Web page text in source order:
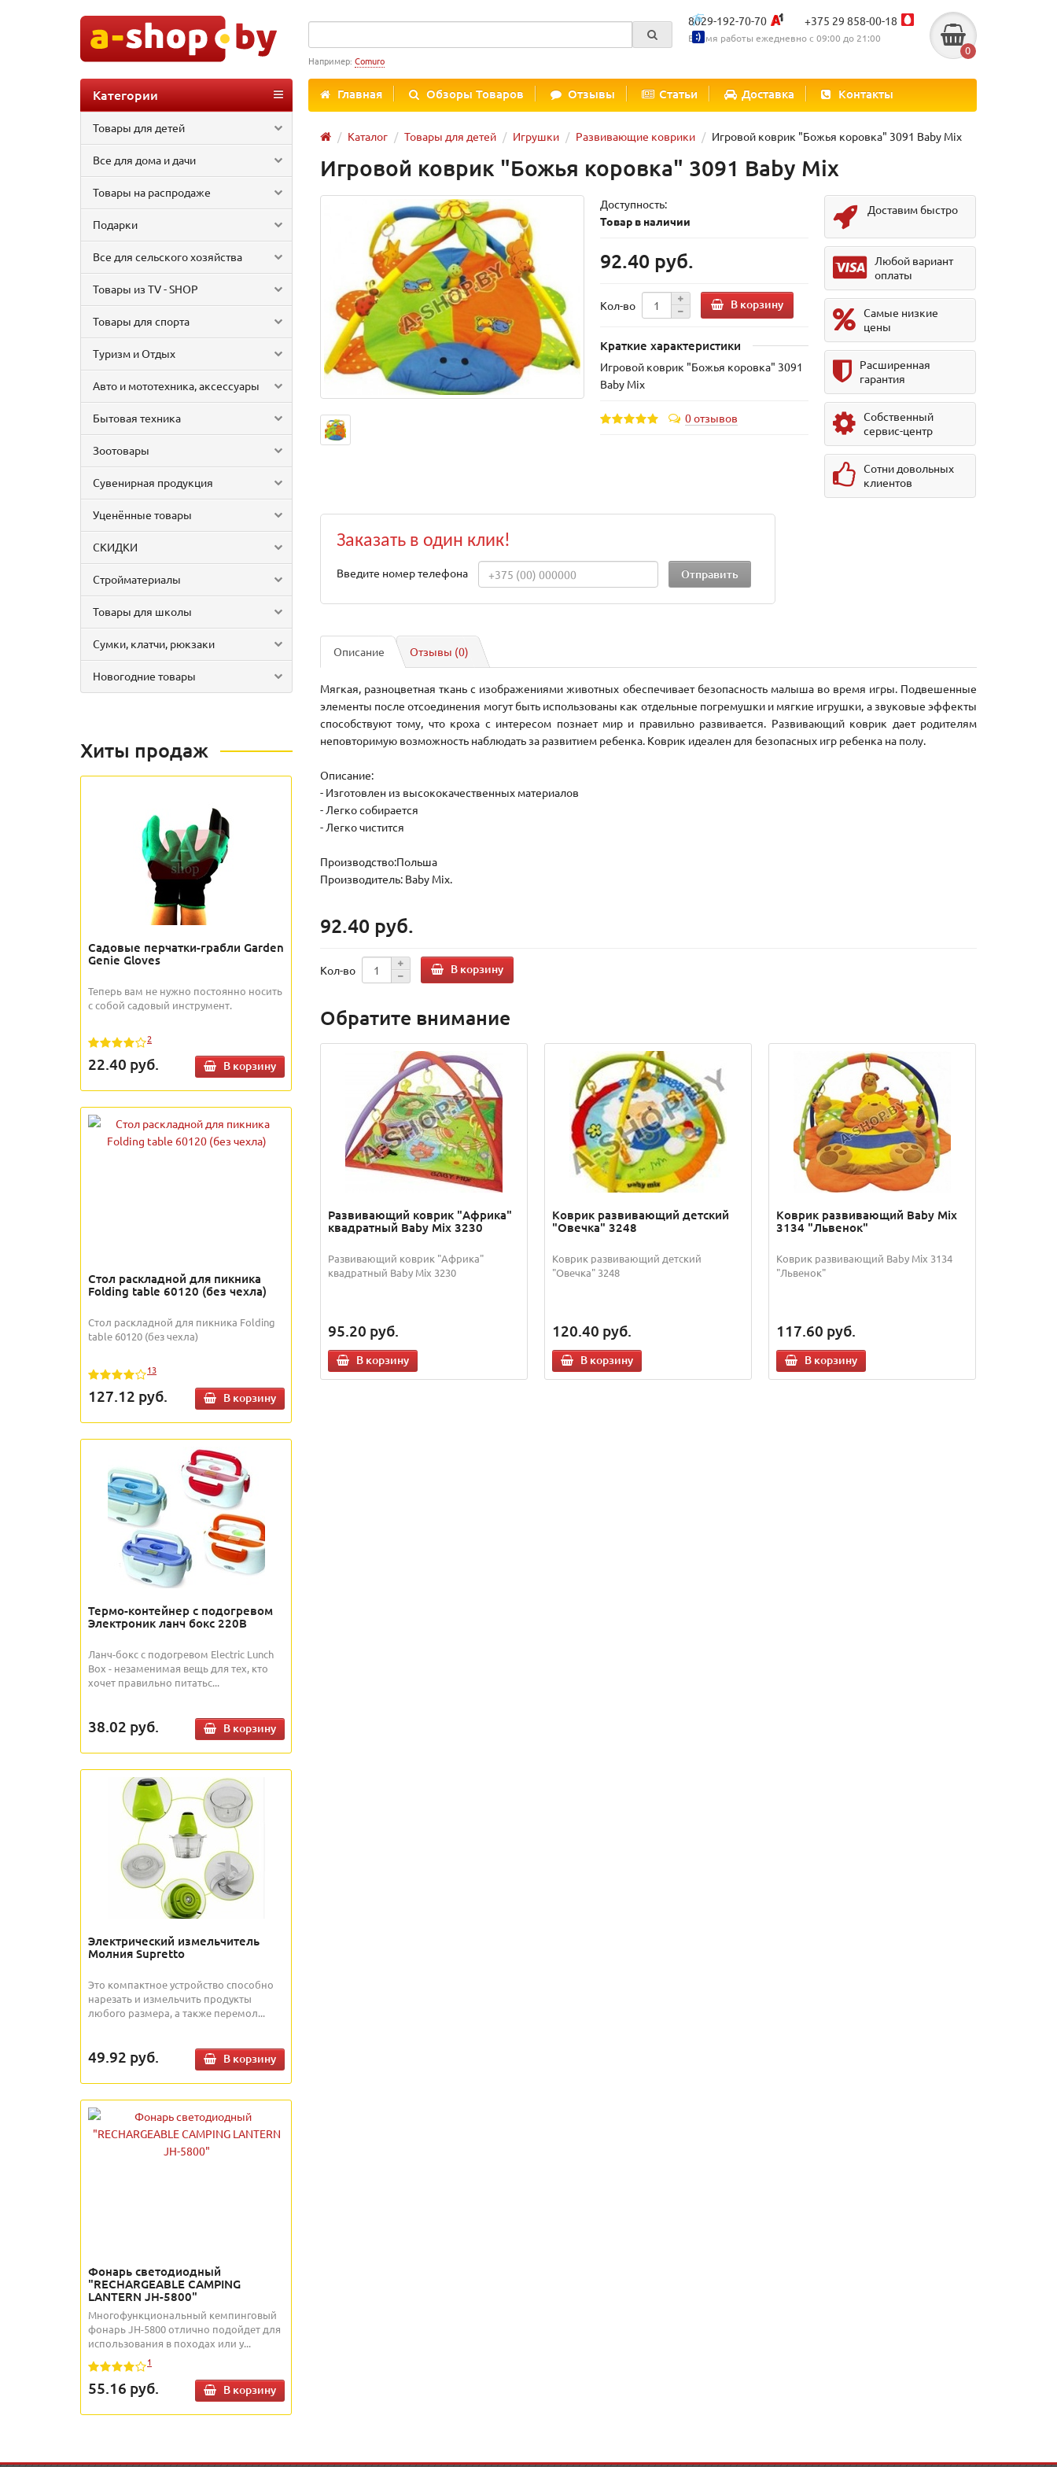
8029-192-70-70 +375 29 858-00-18
Время работы ежедневно с 09:00 до 21:00
0
Например: Comuro
Главная Обзоры Товаров Отзывы Статьи Доставка Контакты
Категории
Товары для детей
Все для дома и дачи
Товары на распродаже
Подарки
Все для сельского хозяйства
Товары из TV - SHOP
Товары для спорта
Туризм и Отдых
Авто и мототехника, аксессуары
Бытовая техника
Зоотовары
Сувенирная продукция
Уценённые товары
СКИДКИ
Стройматериалы
Товары для школы
Сумки, клатчи, рюкзаки
Новогодние товары
Каталог Товары для детей Игрушки Развивающие коврики Игровой коврик "Божья коровка" 3091 Baby Mix
Хиты продаж
Садовые перчатки-грабли Garden
Genie Gloves
Теперь вам не нужно постоянно носить
с собой садовый инструмент.
2
22.40 руб. В корзину
Стол раскладной для пикника
Folding table 60120 (без чехла)
Стол раскладной для пикника Folding
table 60120 (без чехла)
13
127.12 руб. В корзину
Термо-контейнер с подогревом
Электроник ланч бокс 220В
Ланч-бокс с подогревом Electric Lunch
Box - незаменимая вещь для тех, кто
хочет правильно питатьс...
38.02 руб. В корзину
Электрический измельчитель
Молния Supretto
Это компактное устройство способно
нарезать и измельчить продукты
любого размера, а также перемол...
49.92 руб. В корзину
Фонарь светодиодный
"RECHARGEABLE CAMPING
LANTERN JH-5800"
Многофункциональный кемпинговый
фонарь JH-5800 отлично подойдет для
использования в походах или у...
1
55.16 руб. В корзину
Игровой коврик "Божья коровка" 3091 Baby Mix
Доступность:
Товар в наличии
92.40 руб.
Кол-во В корзину
Краткие характеристики
Игровой коврик "Божья коровка" 3091
Baby Mix
0 отзывов
Доставим быстро
Любой вариант
оплаты
Самые низкие
цены
Расширенная
гарантия
Собственный
сервис-центр
Сотни довольных
клиентов
Заказать в один клик!
Введите номер телефона
Описание Отзывы (0)
Мягкая, разноцветная ткань с изображениями животных обеспечивает безопасность малыша во время игры. Подвешенные
элементы после отсоединения могут быть использованы как отдельные погремушки и мягкие игрушки, а звуковые эффекты
способствуют тому, что кроха с интересом познает мир и правильно развивается. Развивающий коврик дает родителям
неповторимую возможность наблюдать за развитием ребенка. Коврик идеален для безопасных игр ребенка на полу.
Описание:
- Изготовлен из высококачественных материалов
- Легко собирается
- Легко чистится
Производство:Польша
Производитель: Baby Mix.
92.40 руб.
Кол-во В корзину
Обратите внимание
Развивающий коврик "Африка"
квадратный Baby Mix 3230
Развивающий коврик "Африка"
квадратный Baby Mix 3230
95.20 руб.
В корзину
Коврик развивающий детский
"Овечка" 3248
Коврик развивающий детский
"Овечка" 3248
120.40 руб.
В корзину
Коврик развивающий Baby Mix
3134 "Львенок"
Коврик развивающий Baby Mix 3134
"Львенок"
117.60 руб.
В корзину